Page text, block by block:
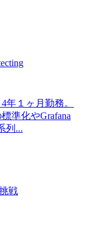
１ヶ月勤務。
準化やGrafana
列...
戦